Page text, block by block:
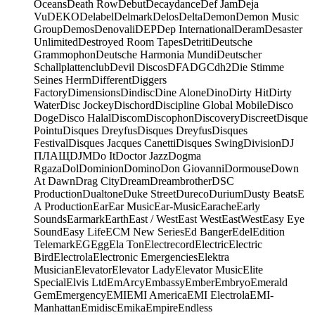
OceansDeath RowDebutDecaydanceDef JamDeja
VuDEKODelabelDelmarkDelosDeltaDemonDemon Music
GroupDemosDenovaliDEPDep InternationalDeramDesaster
UnlimitedDestroyed Room TapesDetritiDeutsche
GrammophonDeutsche Harmonia MundiDeutscher
SchallplattenclubDevil DiscosDFADGCdh2Die Stimme
Seines HerrnDifferentDiggers
FactoryDimensionsDindiscDine AloneDinoDirty HitDirty
WaterDisc JockeyDischordDiscipline Global MobileDisco
DogeDisco HalalDiscomDiscophonDiscoveryDiscreetDisque
PointuDisques DreyfusDisques DreyfusDisques
FestivalDisques Jacques CanettiDisques SwingDivisionDJ
ПЛАЩDJMDo ItDoctor JazzDogma
RgazaDolDominionDominoDon GiovanniDormouseDown
At DawnDrag CityDreamDreambrotherDSC
ProductionDualtoneDuke StreetDurecoDuriumDusty BeatsE
A ProductionEarEar MusicEar-MusicEaracheEarly
SoundsEarmarkEarthEast / WestEast WestEastWestEasy Eye
SoundEasy LifeECM New SeriesEd BangerEdelEdition
TelemarkEGEggEla TonElectrecordElectricElectric
BirdElectrolaElectronic EmergenciesElektra
MusicianElevatorElevator LadyElevator MusicElite
SpecialElvis LtdEmArcyEmbassyEmberEmbryoEmerald
GemEmergencyEMIEMI AmericaEMI ElectrolaEMI-
ManhattanEmidiscEmikaEmpireEndless